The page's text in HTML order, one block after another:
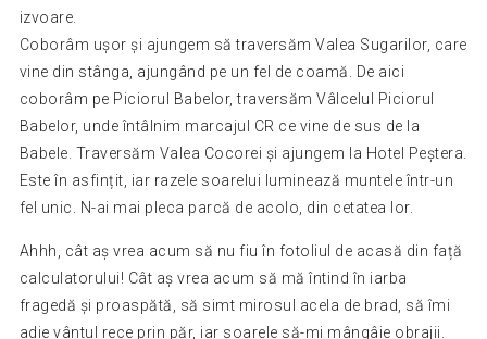
izvoare.
Coborâm ușor și ajungem să traversăm Valea Sugarilor, care
vine din stânga, ajungând pe un fel de coamă. De aici
coborâm pe Piciorul Babelor, traversăm Vâlcelul Piciorul
Babelor, unde întâlnim marcajul CR ce vine de sus de la
Babele. Traversăm Valea Cocorei și ajungem la Hotel Peștera.
Este în asfințit, iar razele soarelui luminează muntele într-un
fel unic. N-ai mai pleca parcă de acolo, din cetatea lor.
Ahhh, cât aș vrea acum să nu fiu în fotoliul de acasă din față
calculatorului! Cât aș vrea acum să mă întind în iarba
fragedă și proaspătă, să simt mirosul acela de brad, să îmi
adie vântul rece prin păr, iar soarele să-mi mângâie obrajii.